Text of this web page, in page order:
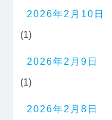
2026年2月10日
(1)
2026年2月9日
(1)
2026年2月8日